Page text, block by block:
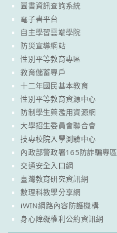
圖書資訊查詢系統
電子書平台
自主學習雲端學院
防災宣導網站
性別平等教育專區
教育儲蓄專戶
十二年國民基本教育
性別平等教育資源中心
防制學生藥濫用資源網
大學招生委員會聯合會
技專校院入學測驗中心
內政部警政署165防詐騙專區
交通安全入口網
臺灣教育研究資訊網
數理科教學分享網
iWIN網路內容防護機構
身心障礙權利公約資訊網